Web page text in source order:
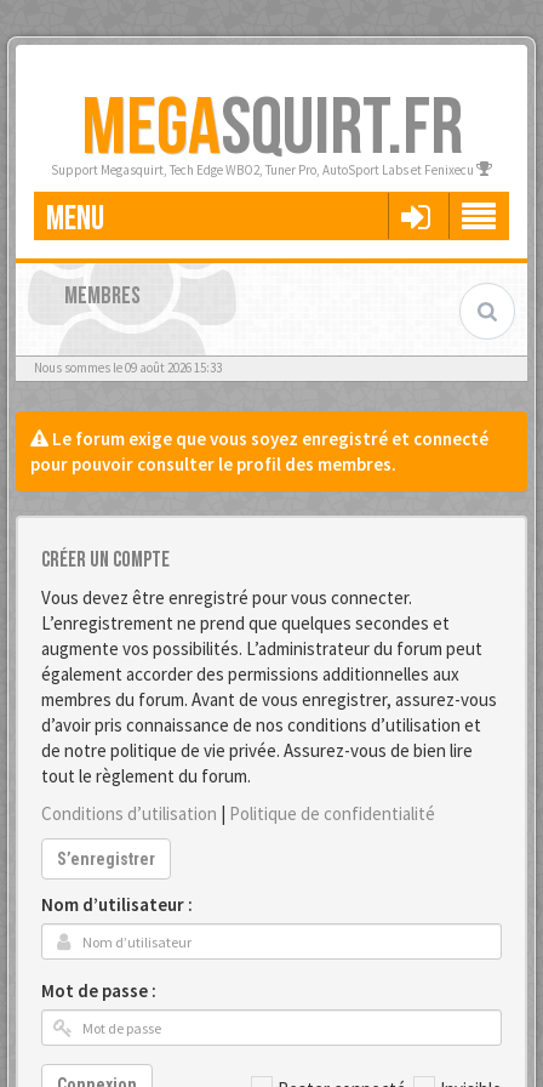
MEGASQUIRT.FR
Support Megasquirt, Tech Edge WBO2, Tuner Pro, AutoSport Labs et Fenixecu
MENU
MEMBRES
Nous sommes le 09 août 2026 15:33
Le forum exige que vous soyez enregistré et connecté
pour pouvoir consulter le profil des membres.
Créer un compte
Vous devez être enregistré pour vous connecter.
L’enregistrement ne prend que quelques secondes et
augmente vos possibilités. L’administrateur du forum peut
également accorder des permissions additionnelles aux
membres du forum. Avant de vous enregistrer, assurez-vous
d’avoir pris connaissance de nos conditions d’utilisation et
de notre politique de vie privée. Assurez-vous de bien lire
tout le règlement du forum.
Conditions d’utilisation | Politique de confidentialité
S’enregistrer
Nom d’utilisateur :
Mot de passe :